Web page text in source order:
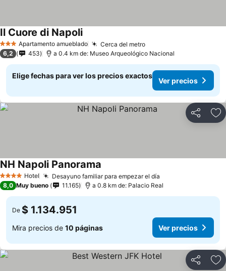
3 EstrellasApartamento amueblado Cerca del metroVer precios
Il Cuore di NapoliVer precios
6,2 453 a 0.4 km de: Museo Arqueológico Nacional
Elige fechas para ver los precios exactos
Ver precios
Compartir
4 EstrellasHotel Desayuno familiar para empezar el día
NH Napoli Panorama
8,0 Muy bueno 11.165 a 0.8 km de: Palacio Real
De $ 1.134.951
Mira precios de 10 páginas Ver precios
Compartir